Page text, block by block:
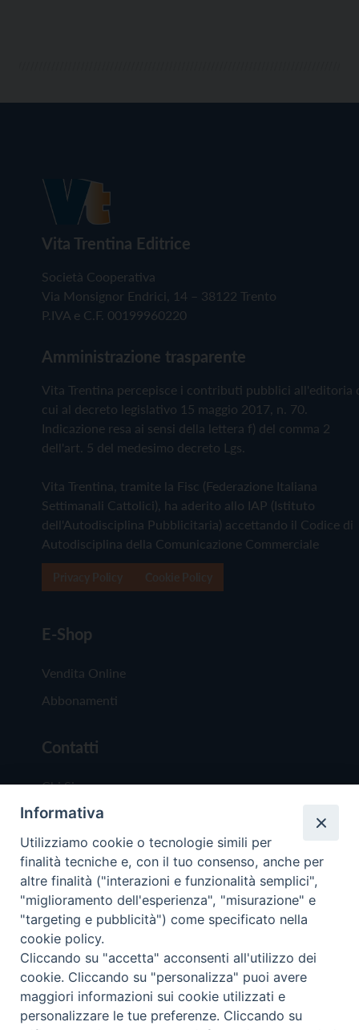
Vita Trentina Editrice
Società Cooperativa
Via Monsignor Endrici, 14 – 38122 Trento
P.IVA e C.F. 00199960220
Amministrazione trasparente
Vita Trentina percepisce i contributi pubblici all'editoria
cui al decreto legislativo 15 maggio 2017, n. 70.
Indicazione resa ai sensi della lettera f) del comma 2
dell'art. 5 del medesimo decreto Lgs.
Vita Trentina, tramite la Fisc (Federazione Italiana
Settimanali Cattolici), ha aderito allo IAP (Istituto
dell'Autodisciplina Pubblicitaria) accettando il Codice di
Autodisciplina della Comunicazione Commerciale
E-Shop
Vendita Online
Abbonamenti
Contatti
Chi Siamo
Redazione
Scrivici
Copyright © 2019 - Tutti i diritti riservati - Vita
Trentina Editrice
Privacy Policy
Informativa
Utilizziamo cookie o tecnologie simili per
finalità tecniche e, con il tuo consenso, anche per
altre finalità ("interazioni e funzionalità semplici",
"miglioramento dell'esperienza", "misurazione" e
"targeting e pubblicità") come specificato nella
cookie policy.
Cliccando su "accetta" acconsenti all'utilizzo dei
cookie. Cliccando su "personalizza" puoi avere
maggiori informazioni sui cookie utilizzati e
personalizzare le tue preferenze. Cliccando su